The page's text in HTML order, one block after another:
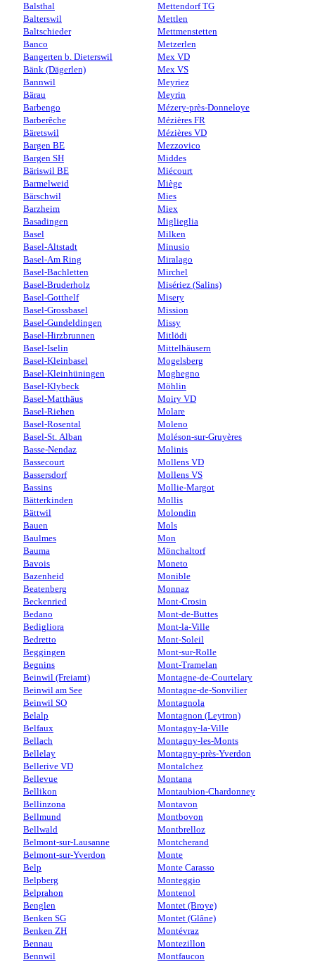
Balsthal
Balterswil
Baltschieder
Banco
Bangerten b. Dieterswil
Bänk (Dägerlen)
Bannwil
Bärau
Barbengo
Barberêche
Bäretswil
Bargen BE
Bargen SH
Bäriswil BE
Barmelweid
Bärschwil
Barzheim
Basadingen
Basel
Basel-Altstadt
Basel-Am Ring
Basel-Bachletten
Basel-Bruderholz
Basel-Gotthelf
Basel-Grossbasel
Basel-Gundeldingen
Basel-Hirzbrunnen
Basel-Iselin
Basel-Kleinbasel
Basel-Kleinhüningen
Basel-Klybeck
Basel-Matthäus
Basel-Riehen
Basel-Rosental
Basel-St. Alban
Basse-Nendaz
Bassecourt
Bassersdorf
Bassins
Bätterkinden
Bättwil
Bauen
Baulmes
Bauma
Bavois
Bazenheid
Beatenberg
Beckenried
Bedano
Bedigliora
Bedretto
Beggingen
Begnins
Beinwil (Freiamt)
Beinwil am See
Beinwil SO
Belalp
Belfaux
Bellach
Bellelay
Bellerive VD
Bellevue
Bellikon
Bellinzona
Bellmund
Bellwald
Belmont-sur-Lausanne
Belmont-sur-Yverdon
Belp
Belpberg
Belprahon
Benglen
Benken SG
Benken ZH
Bennau
Bennwil
Mettendorf TG
Mettlen
Mettmenstetten
Metzerlen
Mex VD
Mex VS
Meyriez
Meyrin
Mézery-près-Donneloye
Mézières FR
Mézières VD
Mezzovico
Middes
Miécourt
Miège
Mies
Miex
Miglieglia
Milken
Minusio
Miralago
Mirchel
Misériez (Salins)
Misery
Mission
Missy
Mitlödi
Mittelhäusern
Mogelsberg
Moghegno
Möhlin
Moiry VD
Molare
Moleno
Moléson-sur-Gruyères
Molinis
Mollens VD
Mollens VS
Mollie-Margot
Mollis
Molondin
Mols
Mon
Mönchaltorf
Moneto
Monible
Monnaz
Mont-Crosin
Mont-de-Buttes
Mont-la-Ville
Mont-Soleil
Mont-sur-Rolle
Mont-Tramelan
Montagne-de-Courtelary
Montagne-de-Sonvilier
Montagnola
Montagnon (Leytron)
Montagny-la-Ville
Montagny-les-Monts
Montagny-près-Yverdon
Montalchez
Montana
Montaubion-Chardonney
Montavon
Montbovon
Montbrelloz
Montcherand
Monte
Monte Carasso
Monteggio
Montenol
Montet (Broye)
Montet (Glâne)
Montévraz
Montezillon
Montfaucon